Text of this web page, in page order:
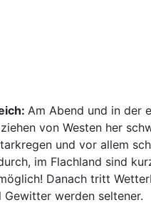
Am Abend und in der
von Westen her
und vor allem
im Flachland sind
Danach tritt
Gewitter werden seltener.